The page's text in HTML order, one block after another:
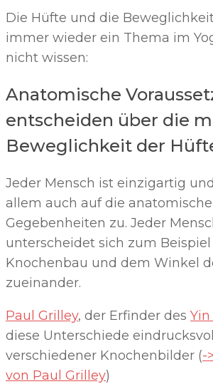
Die Hüfte und die
immer wieder ein Thema im
nicht wissen:
Anatomische
entscheiden über die
Beweglichkeit der
Jeder Mensch ist einzigartig
allem auch auf die
Gegebenheiten zu. Jeder
unterscheidet sich zum
Knochenbau und dem Winkel
zueinander.
Paul Grilley, der Erfinder des Yin
diese Unterschiede
verschiedener Knochenbilder (-
von Paul Grilley)